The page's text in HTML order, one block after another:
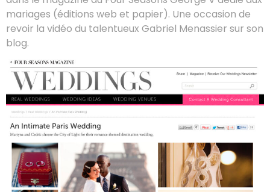
mariages (éditions web et papier). Une occasion de
revoir la vidéo du talentueux Gabriel Menassier sur son
blog.